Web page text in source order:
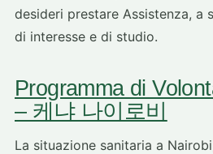
desideri prestare Assistenza, a
di interesse e di studio.
Programma di
– 케냐 나이로비
La situazione sanitaria a